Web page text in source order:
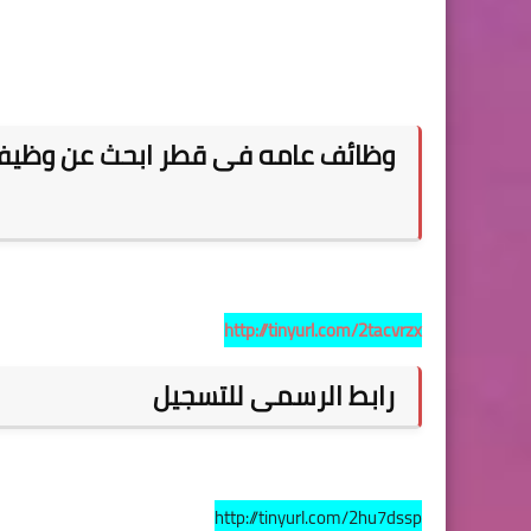
وظائف عامه فى قطر ابحث عن
http://tinyurl.com/2tacvrzx
رابط الرسمى للتسجيل
http://tinyurl.com/2hu7dssp